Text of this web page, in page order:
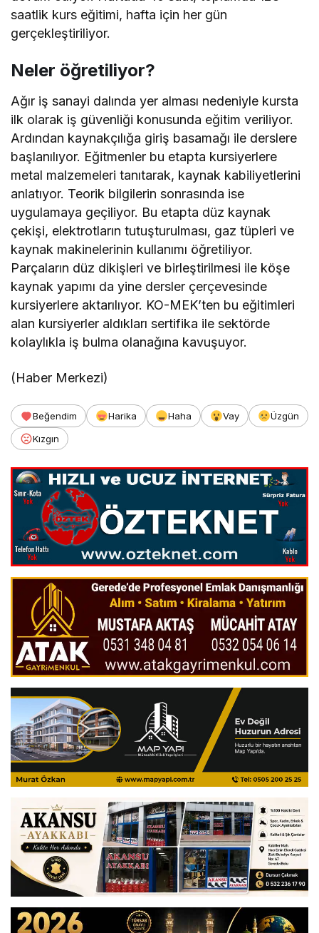
saatlik kurs eğitimi, hafta için her gün
gerçekleştiriliyor.
Neler öğretiliyor?
Ağır iş sanayi dalında yer alması nedeniyle kursta
ilk olarak iş güvenliği konusunda eğitim veriliyor.
Ardından kaynakçılığa giriş basamağı ile derslere
başlanılıyor. Eğitmenler bu etapta kursiyerlere
metal malzemeleri tanıtarak, kaynak kabiliyetlerini
anlatıyor. Teorik bilgilerin sonrasında ise
uygulamaya geçiliyor. Bu etapta düz kaynak
çekişi, elektrotların tutuşturulması, gaz tüpleri ve
kaynak makinelerinin kullanımı öğretiliyor.
Parçaların düz dikişleri ve birleştirilmesi ile köşe
kaynak yapımı da yine dersler çerçevesinde
kursiyerlere aktarılıyor. KO-MEK’ten bu eğitimleri
alan kursiyerler aldıkları sertifika ile sektörde
kolaylıkla iş bulma olanağına kavuşuyor.
(Haber Merkezi)
Beğendim Harika Haha Vay
Üzgün
Kızgın